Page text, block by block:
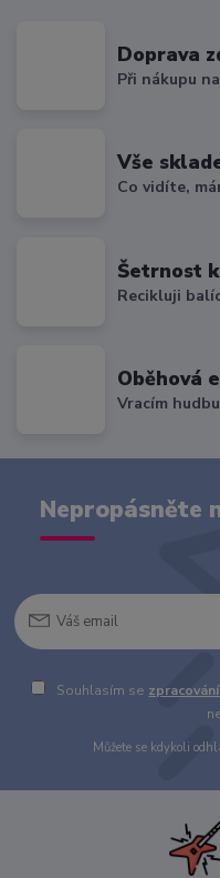
Doprava
Při nákupu
Vše
Co vidíte,
Šetrnost
Recikluji
Oběhová
Vracím
Nepropásněte
Souhlasím se
Můžete se kdykoli